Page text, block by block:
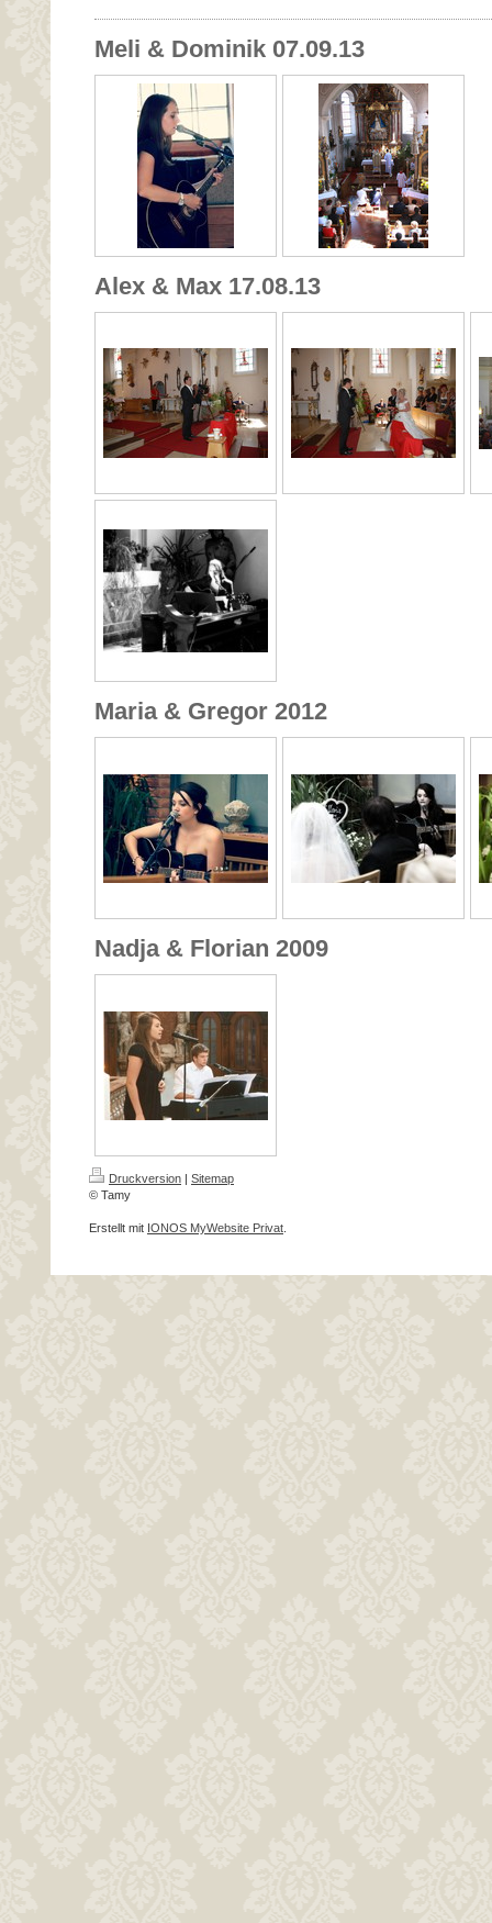
Meli & Dominik 07.09.13
Alex & Max 17.08.13
Maria & Gregor 2012
Nadja & Florian 2009
Druckversion | Sitemap
© Tamy
Erstellt mit IONOS MyWebsite Privat